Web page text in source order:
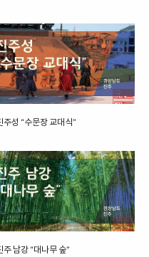
주성 “수문장 교대식”
주 남강 “대나무 숲”